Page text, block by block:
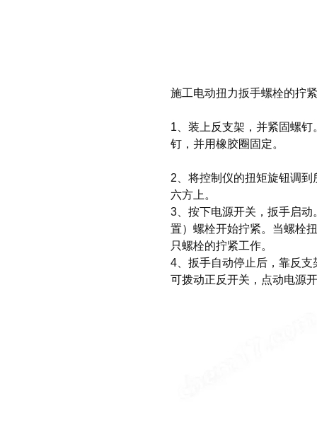
施工电动扭力扳手螺栓的拧
1、装上反支架，并紧固螺
钉，并用橡胶圈固定。
2、将控制仪的扭矩旋钮调
六方上。
3、按下电源开关，扳手启
置）螺栓开始拧紧。当螺栓
只螺栓的拧紧工作。
4、扳手自动停止后，靠反
可拨动正反开关，点动电源